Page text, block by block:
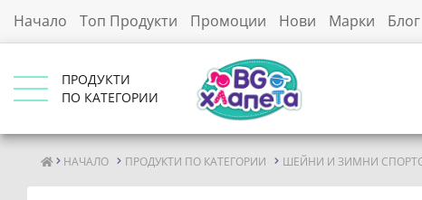
Начало Топ Продукти Промоции Нови Марки Блог
ПРОДУКТИ
ПО КАТЕГОРИИ
НАЧАЛО ПРОДУКТИ ПО КАТЕГОРИИ ШЕЙНИ И ЗИМНИ